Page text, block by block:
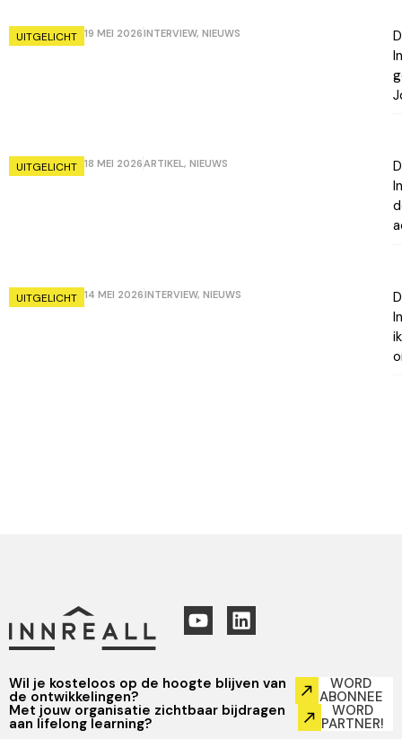
UITGELICHT 19 MEI 2026INTERVIEW, NIEUWS
UITGELICHT 18 MEI 2026ARTIKEL, NIEUWS
UITGELICHT 14 MEI 2026INTERVIEW, NIEUWS
Wil je kosteloos op de hoogte blijven van
de ontwikkelingen?
WORD
ABONNEE
Met jouw organisatie zichtbaar bijdragen
aan lifelong learning?
WORD
PARTNER!